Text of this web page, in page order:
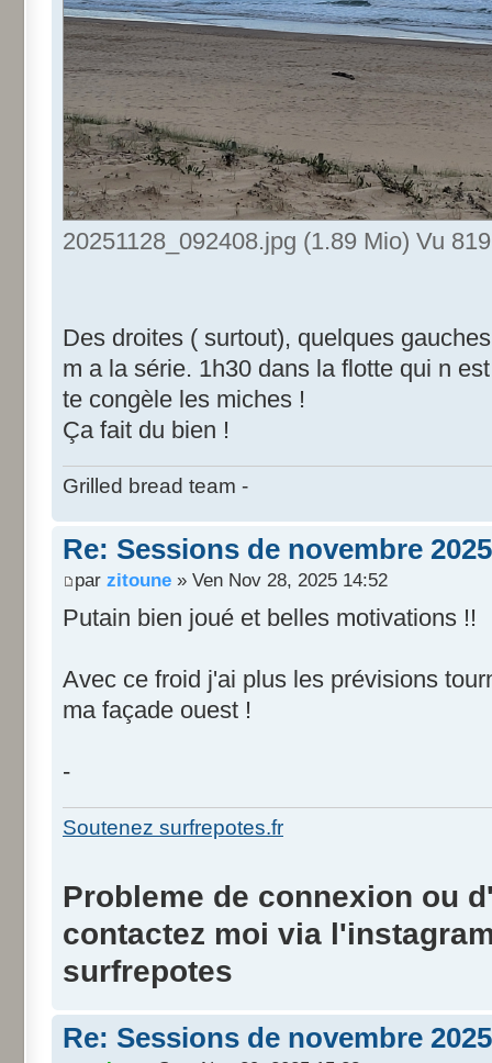
20251128_092408.jpg (1.89 Mio) Vu
Des droites ( surtout), quelques
m a la série. 1h30 dans la flotte qui n
te congèle les miches !
Ça fait du bien !
Grilled bread team -
Re: Sessions de novembre 2025
par zitoune » Ven Nov 28, 2025 14:52
Putain bien joué et belles motivations !!
Avec ce froid j'ai plus les prévisions
ma façade ouest !
-
Soutenez surfrepotes.fr
Probleme de connexion ou
contactez moi via
surfrepotes
Re: Sessions de novembre 2025